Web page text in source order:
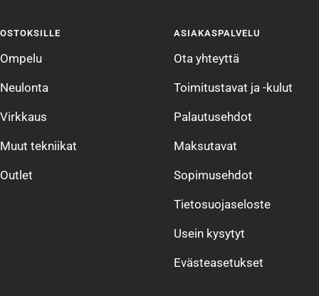
4
OSTOKSILLE
Ompelu
Neulonta
Virkkaus
Muut tekniikat
Outlet
ASIAKASPALVELU
Ota yhteyttä
Toimitustavat ja -kulut
Palautusehdot
Maksutavat
Sopimusehdot
Tietosuojaseloste
Usein kysytyt
Evästeasetukset